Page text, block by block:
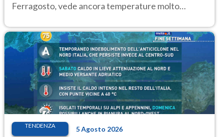
Ferragosto, vede ancora temperature molto
TENDENZA 5 Agosto 2026